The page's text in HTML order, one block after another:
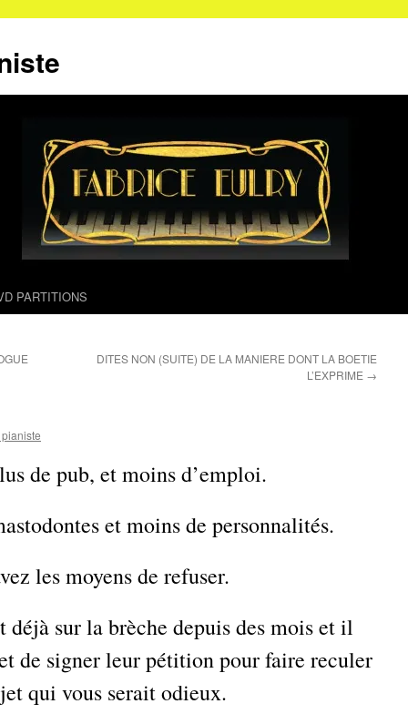
PARTITIONS
DITES NON (SUITE) DE LA MANIERE DONT LA BOETIE
L’EXPRIME →
de pub, et moins d’emploi.
et moins de personnalités.
les moyens de refuser.
déjà sur la brèche depuis des mois et il
de signer leur pétition pour faire reculer
qui vous serait odieux.